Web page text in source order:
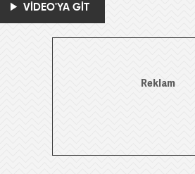
VİDEO'YA GİT